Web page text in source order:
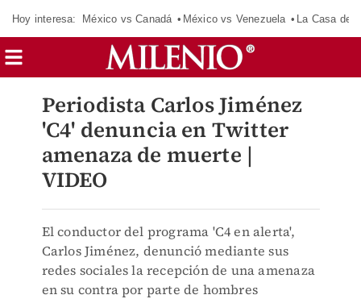
Hoy interesa: México vs Canadá México vs Venezuela La Casa de
Periodista Carlos Jiménez
'C4' denuncia en Twitter
amenaza de muerte |
VIDEO
El conductor del programa 'C4 en alerta',
Carlos Jiménez, denunció mediante sus
redes sociales la recepción de una amenaza
en su contra por parte de hombres